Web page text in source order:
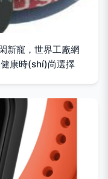
新寵，世界工廠網
康時(shí)尚選擇